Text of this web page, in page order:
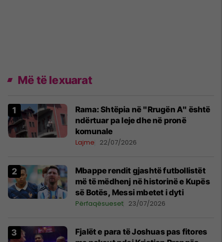
Më të lexuarat
Rama: Shtëpia në "Rrugën A" është
ndërtuar pa leje dhe në pronë
komunale
Lajme 22/07/2026
Mbappe rendit gjashtë futbollistët
më të mëdhenj në historinë e Kupës
së Botës, Messi mbetet i dyti
Përfaqësueset 23/07/2026
Fjalët e para të Joshuas pas fitores